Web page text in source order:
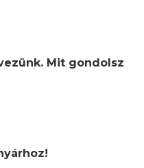
Mit gondolsz